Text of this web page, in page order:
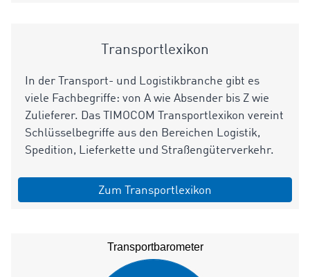
Transportlexikon
In der Transport- und Logistikbranche gibt es
viele Fachbegriffe: von A wie Absender bis Z wie
Zulieferer. Das TIMOCOM Transportlexikon vereint
Schlüsselbegriffe aus den Bereichen Logistik,
Spedition, Lieferkette und Straßengüterverkehr.
Zum Transportlexikon